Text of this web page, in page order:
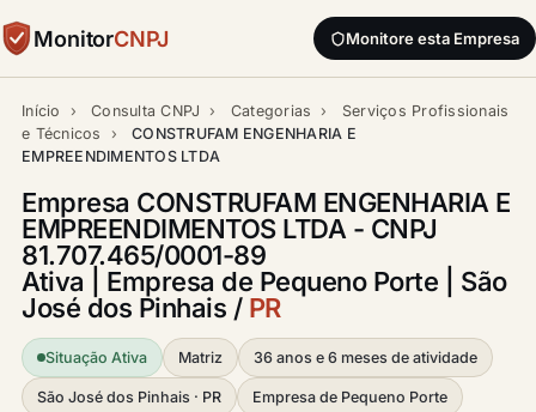
MonitorCNPJ Monitore esta Empresa
Início › Consulta CNPJ › Categorias ›
Serviços Profissionais
e Técnicos
›
CONSTRUFAM ENGENHARIA E
EMPREENDIMENTOS LTDA
Empresa CONSTRUFAM ENGENHARIA E
EMPREENDIMENTOS LTDA - CNPJ
81.707.465/0001-89
Ativa | Empresa de Pequeno Porte | São
José dos Pinhais / PR
Situação Ativa Matriz 36 anos e 6 meses de atividade
São José dos Pinhais · PR Empresa de Pequeno Porte